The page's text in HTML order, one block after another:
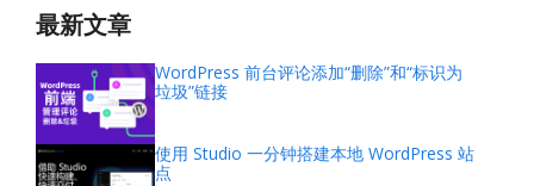
最新文章
WordPress 前台评论添加“删除”和“标识为
垃圾”链接
使用 Studio 一分钟搭建本地 WordPress 站
点